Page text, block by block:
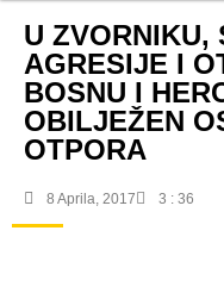
U ZVORNIKU,
AGRESIJE I
BOSNU I
OBILJEŽEN
OTPORA
8 Aprila, 2017 3 : 36